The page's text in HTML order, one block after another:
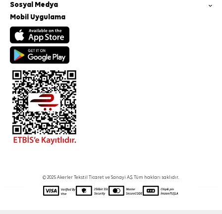
Sosyal Medya
Mobil Uygulama
© 2025 Akerler Tekstil Ticaret ve Sanayi A.Ş. Tüm hakları saklıdır.